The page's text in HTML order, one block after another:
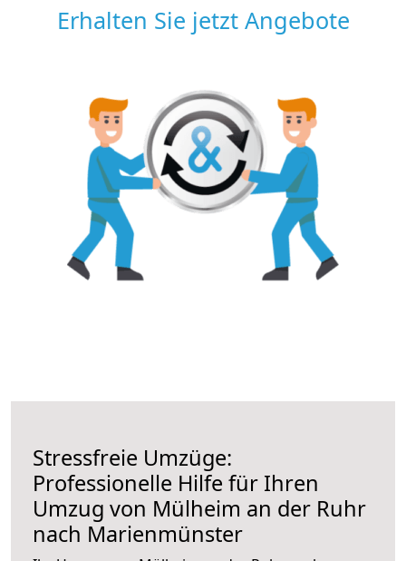
Erhalten Sie jetzt Angebote
Stressfreie Umzüge:
Professionelle Hilfe für Ihren
Umzug von Mülheim an der Ruhr
nach Marienmünster